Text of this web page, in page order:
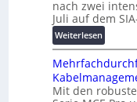
r
e
n
z
g
s
f
r
d
e
i
r
d
z
u
m
E
e
r
e
n
t
w
i
nach zwei
Juli auf dem
Weiterlesen:
R
e
k
o
Mit den